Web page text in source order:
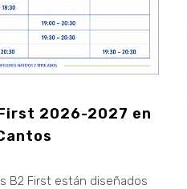
2026-2027 en
B2 First están diseñados